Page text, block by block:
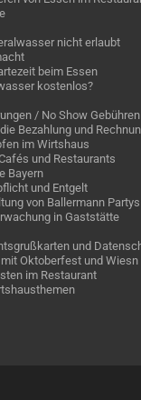
nicht erlaubt
beim Essen
kostenlos?
/ No Show Gebühren
Bezahlung und
im Wirtshaus
und Restaurants
Bayern
und Entgelt
von Ballermann Partys
in Gaststätte
und
Oktoberfest und Wiesn
im Restaurant